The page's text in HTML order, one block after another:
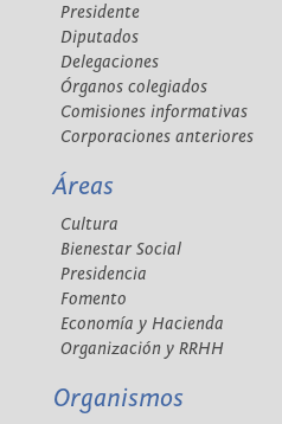
Presidente
Diputados
Delegaciones
Órganos colegiados
Comisiones informativas
Corporaciones anteriores
Áreas
Cultura
Bienestar Social
Presidencia
Fomento
Economía y Hacienda
Organización y RRHH
Organismos